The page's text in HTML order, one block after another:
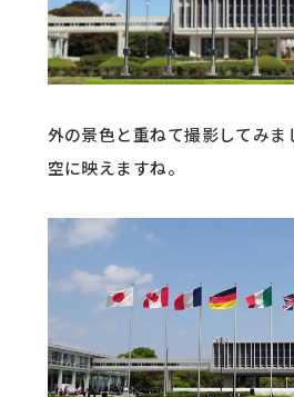
外の景色と重ねて撮影してみま
空に映えますね。